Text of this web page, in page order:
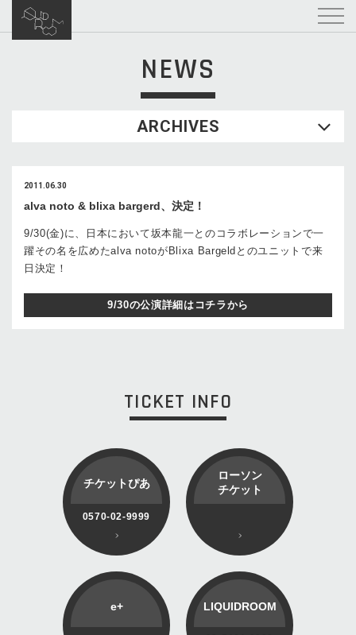
NEWS
ARCHIVES
2011.06.30
alva noto & blixa bargerd、決定！
9/30(金)に、日本において坂本龍一とのコラボレーションで一
躍その名を広めたalva notoがBlixa Bargeldとのユニットで来
日決定！
9/30の公演詳細はコチラから
TICKET INFO
チケットぴあ
0570-02-9999
ローソン
チケット
e+ LIQUIDROOM